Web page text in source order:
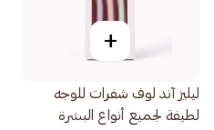
+
ليليز آند لوف شفرات للوجه
لطيفة لجميع أنواع البشرة